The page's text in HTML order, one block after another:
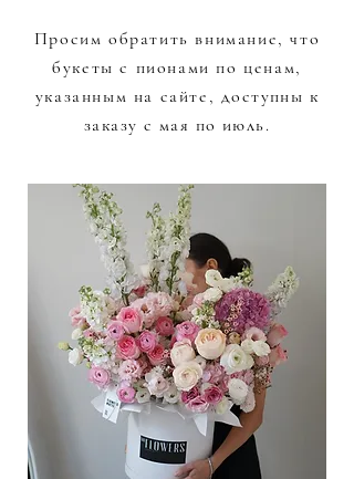
Просим обратить внимание, что
букеты с пионами по ценам,
указанным на сайте, доступны к
заказу с мая по июль.